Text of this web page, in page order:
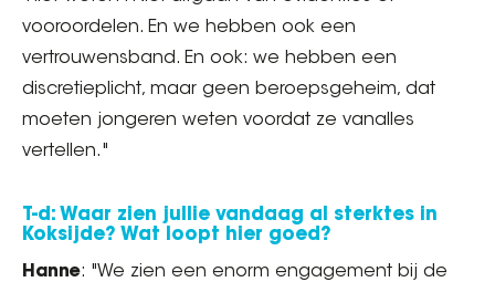
vooroordelen. En we hebben ook een
vertrouwensband. En ook: we hebben een
discretieplicht, maar geen beroepsgeheim, dat
moeten jongeren weten voordat ze vanalles
vertellen."
T-d: Waar zien jullie vandaag al sterktes in
Koksijde? Wat loopt hier goed?
Hanne: "We zien een enorm engagement bij de